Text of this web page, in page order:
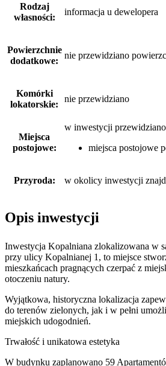
Rodzaj
własności:
informacja u dewelopera
Powierzchnie
dodatkowe:
nie przewidziano
Komórki
lokatorskie:
nie przewidziano
Miejsca
postojowe:
w inwestycji
miejsca postojowe
Przyroda: w okolicy inwestycji
Opis inwestycji
Inwestycja Kopalniana zlokalizowana w
przy ulicy Kopalnianej 1, to miejsce
mieszkańcach pragnących czerpać z
otoczeniu natury.
Wyjątkowa, historyczna lokalizacja
do terenów zielonych, jak i w pełni
miejskich udogodnień.
Trwałość i unikatowa estetyka
W budynku zaplanowano 59